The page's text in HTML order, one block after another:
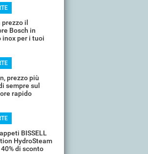
il
Bosch in
inox per i tuoi
prezzo più
sempre sul
rapido
BISSELL
HydroSteam
di sconto